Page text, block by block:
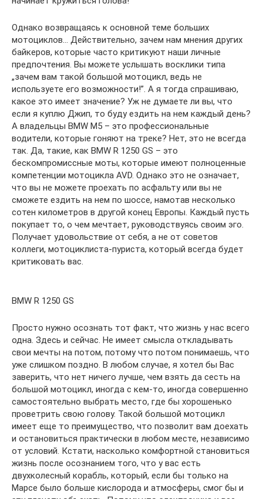
Однако возвращаясь к основной теме больших
мотоциклов… Действительно, зачем нам мнения других
байкеров, которые часто критикуют наши личные
предпочтения. Вы можете услышать восклики типа
„зачем вам такой большой мотоцикл, ведь не
используете его возможности!”. А я тогда спрашиваю,
какое это имеет значение? Уж не думаете ли вы, что
если я куплю Джип, то буду ездить на нем каждый день?
А владельцы BMW M5 – это профессиональные
водители, которые гоняют на треке? Нет, это не всегда
так. Да, такие, как BMW R 1250 GS – это
бескомпромиссные моты, которые имеют полноценные
компетенции мотоцикла AVD. Однако это не означает,
что вы не можете проехать по асфальту или вы не
сможете ездить на нем по шоссе, намотав несколько
сотен километров в другой конец Европы. Каждый пусть
покупает то, о чем мечтает, руководствуясь своим эго.
Получает удовольствие от себя, а не от советов
коллеги, мотоциклиста-пуриста, который всегда будет
критиковать вас.
BMW R 1250 GS
Просто нужно осознать тот факт, что жизнь у нас всего
одна. Здесь и сейчас. Не имеет смысла откладывать
свои мечты на потом, потому что потом понимаешь, что
уже слишком поздно. В любом случае, я хотел бы Вас
заверить, что нет ничего лучше, чем взять да сесть на
большой мотоцикл, иногда с кем-то, иногда совершенно
самостоятельно выбрать место, где бы хорошенько
проветрить свою голову. Такой большой мотоцикл
имеет еще то преимущество, что позволит вам доехать
и остановиться практически в любом месте, независимо
от условий. Кстати, насколько комфортной становиться
жизнь после осознанием того, что у вас есть
двухколесный корабль, который, если бы только на
Марсе было больше кислорода и атмосферы, смог бы и